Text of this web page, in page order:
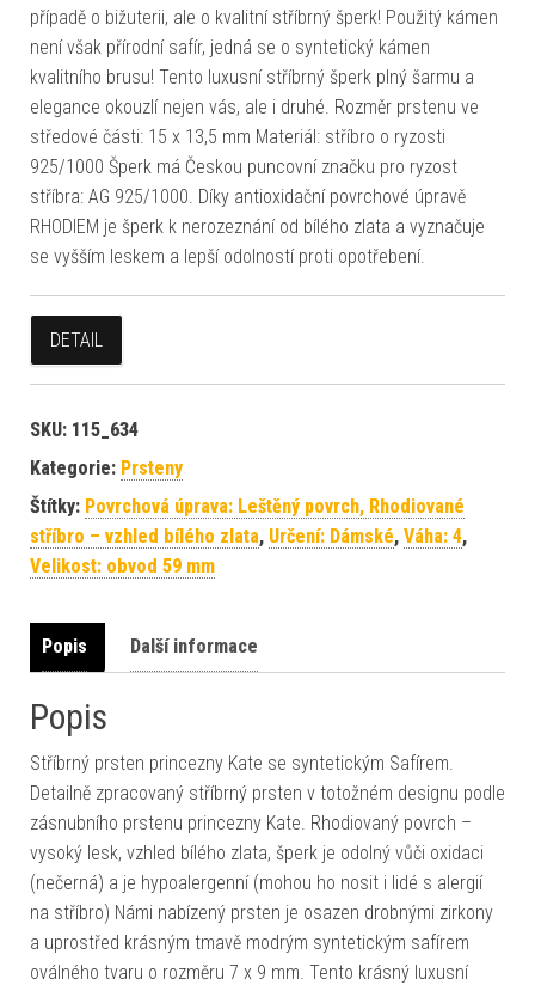
případě o bižuterii, ale o kvalitní stříbrný šperk! Použitý kámen
není však přírodní safír, jedná se o syntetický kámen
kvalitního brusu! Tento luxusní stříbrný šperk plný šarmu a
elegance okouzlí nejen vás, ale i druhé. Rozměr prstenu ve
středové části: 15 x 13,5 mm Materiál: stříbro o ryzosti
925/1000 Šperk má Českou puncovní značku pro ryzost
stříbra: AG 925/1000. Díky antioxidační povrchové úpravě
RHODIEM je šperk k nerozeznání od bílého zlata a vyznačuje
se vyšším leskem a lepší odolností proti opotřebení.
DETAIL
SKU: 115_634
Kategorie: Prsteny
Štítky: Povrchová úprava: Leštěný povrch, Rhodiované
stříbro – vzhled bílého zlata, Určení: Dámské, Váha: 4,
Velikost: obvod 59 mm
Popis Další informace
Popis
Stříbrný prsten princezny Kate se syntetickým Safírem.
Detailně zpracovaný stříbrný prsten v totožném designu podle
zásnubního prstenu princezny Kate. Rhodiovaný povrch –
vysoký lesk, vzhled bílého zlata, šperk je odolný vůči oxidaci
(nečerná) a je hypoalergenní (mohou ho nosit i lidé s alergií
na stříbro) Námi nabízený prsten je osazen drobnými zirkony
a uprostřed krásným tmavě modrým syntetickým safírem
oválného tvaru o rozměru 7 x 9 mm. Tento krásný luxusní